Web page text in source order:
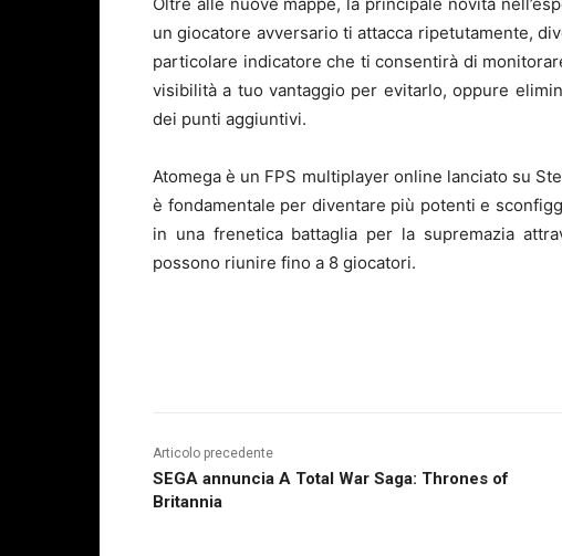
un giocatore avversario ti attacca ripetutamente,
particolare indicatore che ti consentirà di
visibilità a tuo vantaggio per evitarlo, oppure
dei punti aggiuntivi.
Atomega è un FPS multiplayer online lanciato su
è fondamentale per diventare più potenti e
in una frenetica battaglia per la supremazia
possono riunire fino a 8 giocatori.
Articolo precedente
SEGA annuncia A Total War Saga: Thrones of
Britannia